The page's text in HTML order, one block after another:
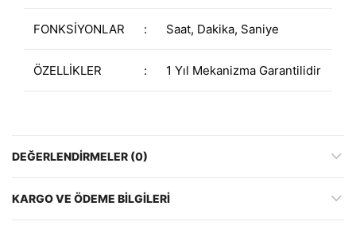
FONKSİYONLAR : Saat, Dakika, Saniye
ÖZELLİKLER : 1 Yıl Mekanizma Garantilidir
DEĞERLENDIRMELER (0)
KARGO VE ÖDEME BILGILERI